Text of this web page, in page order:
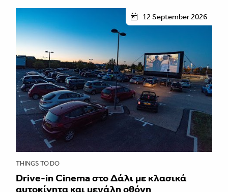
12 September 2026
THINGS TO DO
Drive-in Cinema στο Δάλι με κλασικά
αυτοκίνητα και μεγάλη οθόνη